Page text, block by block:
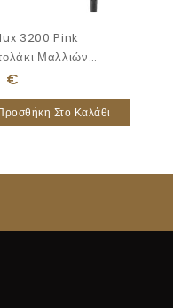
3200 Pink
Μαλλιών
€
Στο Καλάθι